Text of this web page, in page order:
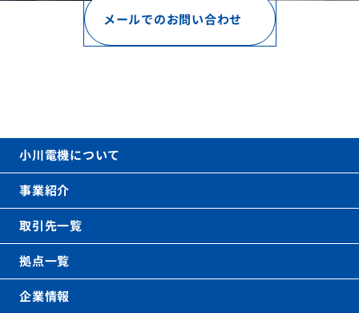
メールでのお問い合わせ
小川電機について
事業紹介
取引先一覧
拠点一覧
企業情報